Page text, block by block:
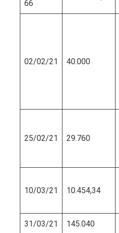
66
02/02/21 40.000
25/02/21 29.760
10/03/21 10.454,34
31/03/21 145.040